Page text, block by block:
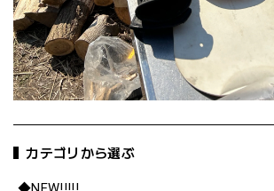
カテゴリから選ぶ